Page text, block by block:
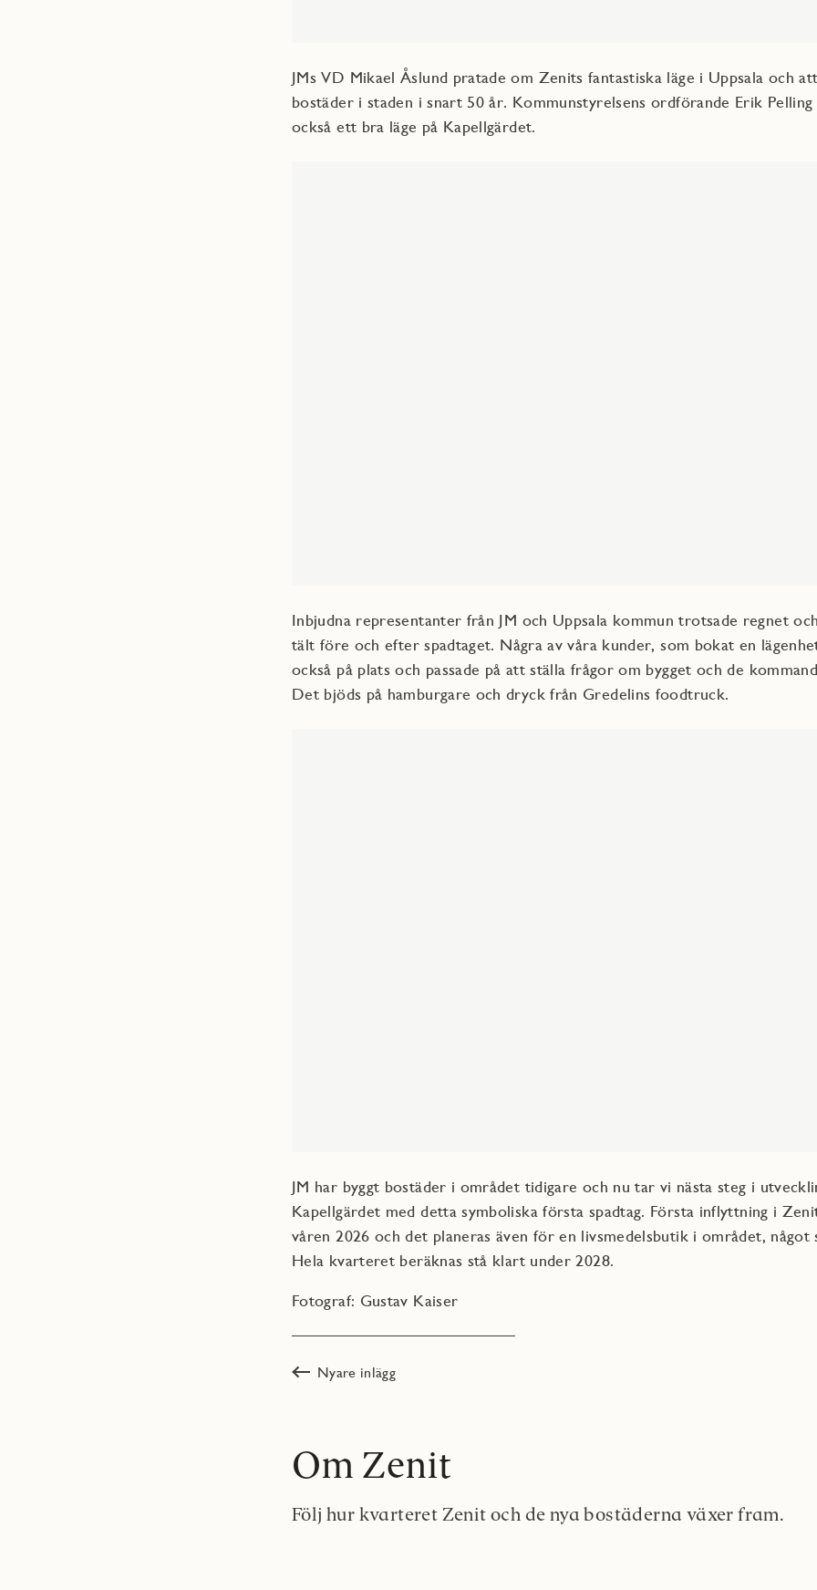
JMs VD Mikael Åslund pratade om Zenits fantastiska läge i Uppsala och
bostäder i staden i snart 50 år. Kommunstyrelsens ordförande Erik Pelling
också ett bra läge på Kapellgärdet.
Inbjudna representanter från JM och Uppsala kommun trotsade regnet
tält före och efter spadtaget. Några av våra kunder, som bokat en
också på plats och passade på att ställa frågor om bygget och de
Det bjöds på hamburgare och dryck från Gredelins foodtruck.
JM har byggt bostäder i området tidigare och nu tar vi nästa steg i
Kapellgärdet med detta symboliska första spadtag. Första inflyttning i
våren 2026 och det planeras även för en livsmedelsbutik i området, något
Hela kvarteret beräknas stå klart under 2028.
Fotograf: Gustav Kaiser
Nyare inlägg
Om Zenit
Följ hur kvarteret Zenit och de nya bostäderna växer fram.